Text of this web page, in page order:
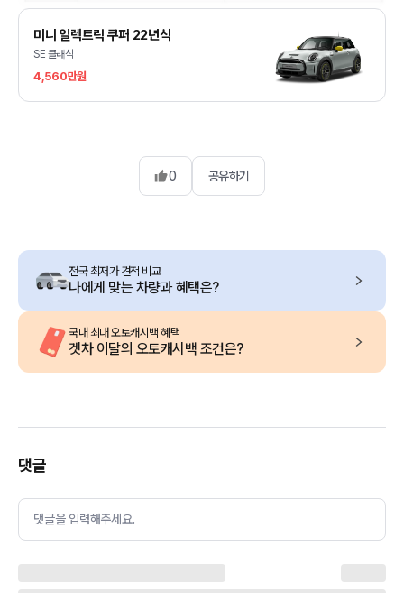
미니 일렉트릭 쿠퍼 22년식
SE 클래식
4,560만원
0 공유하기
전국 최저가 견적 비교
나에게 맞는 차량과 혜택은?
국내 최대 오토캐시백 혜택
겟차 이달의 오토캐시백 조건은?
댓글
댓글을 입력해주세요.